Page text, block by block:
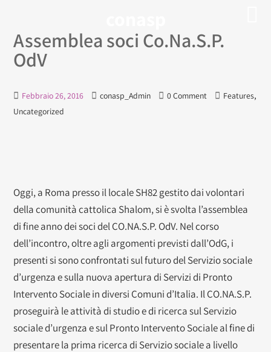
Assemblea soci Co.Na.S.P.
OdV
Febbraio 26, 2016 conasp_Admin 0 Comment Features,
Uncategorized
Oggi, a Roma presso il locale SH82 gestito dai volontari
della comunità cattolica Shalom, si è svolta l’assemblea
di fine anno dei soci del CO.NA.S.P. OdV. Nel corso
dell’incontro, oltre agli argomenti previsti dall’OdG, i
presenti si sono confrontati sul futuro del Servizio sociale
d’urgenza e sulla nuova apertura di Servizi di Pronto
Intervento Sociale in diversi Comuni d’Italia. Il CO.NA.S.P.
proseguirà le attività di studio e di ricerca sul Servizio
sociale d’urgenza e sul Pronto Intervento Sociale al fine di
presentare la prima ricerca di Servizio sociale a livello